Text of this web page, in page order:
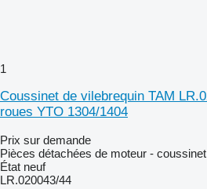
1
Coussinet de vilebrequin TAM
roues YTO 1304/1404
Prix sur demande
Pièces détachées de moteur -
État neuf
LR.020043/44